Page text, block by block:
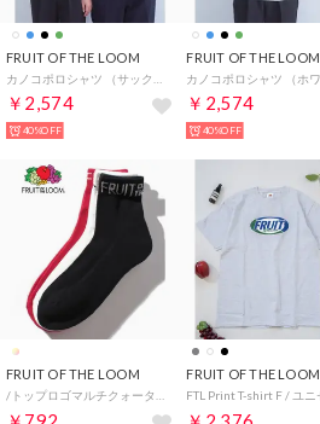
FRUIT OF THE LOOM
￥2,574
40%OFF
FRUIT OF THE LOOM
￥2,574
40%OFF
FRUIT OF THE LOOM
/トップロゴマルチクォーター丈ソックス3足セット プレゼント ギフト （マルチ）
FRUIT OF THE LOOM